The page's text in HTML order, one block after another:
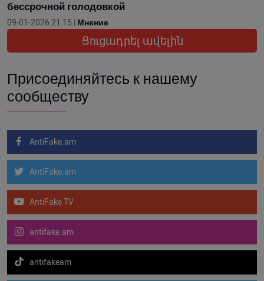
бессрочной голодовкой
09-01-2026 21:15 | Мнение
Ցուցադրել ավելին
Присоединяйтесь к нашему
сообществу
AntiFake.am
AntiFake.am
AntiFake TV
antifake.am
antifakeam